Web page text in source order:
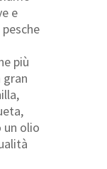
e
più
gran
olio